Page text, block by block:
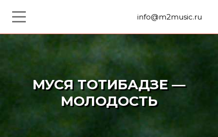
info@m2music.ru
МУСЯ ТОТИБАДЗЕ —
МОЛОДОСТЬ